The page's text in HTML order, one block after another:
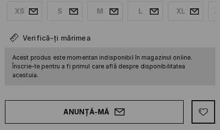
XS S M L XL
Verifică-ți mărimea
Acest produs este momentan indisponibil în magazinul online.
Înscrie-te pentru a fi primul care află despre disponibilitatea
acestuia.
ANUNȚĂ-MĂ